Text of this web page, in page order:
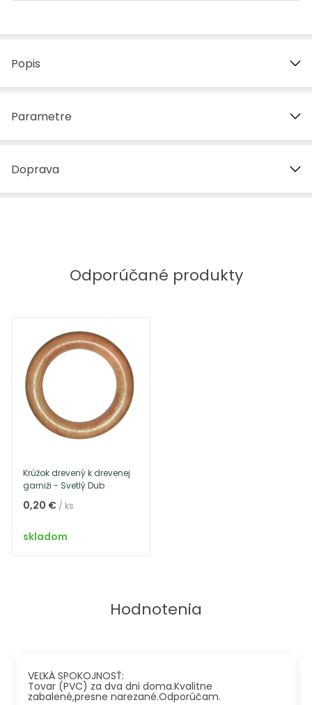
Popis
Parametre
Doprava
Odporúčané produkty
Krúžok drevený k drevenej
garniži - Svetlý Dub
0,20 € / ks
skladom
Hodnotenia
VEĽKÁ SPOKOJNOSŤ:
Tovar (PVC) za dva dni doma.Kvalitne
zabalené,presne narezané.Odporúčam.